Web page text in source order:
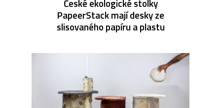
České ekologické stolky
PapeerStack mají desky ze
slisovaného papíru a plastu